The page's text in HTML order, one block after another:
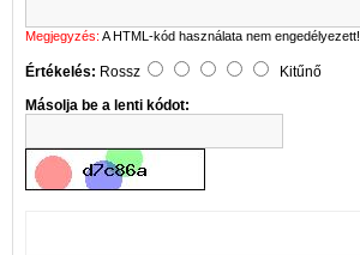
Megjegyzés: A HTML-kód használata nem engedélyezett!
Értékelés: Rossz
Kitűnő
Másolja be a lenti kódot: